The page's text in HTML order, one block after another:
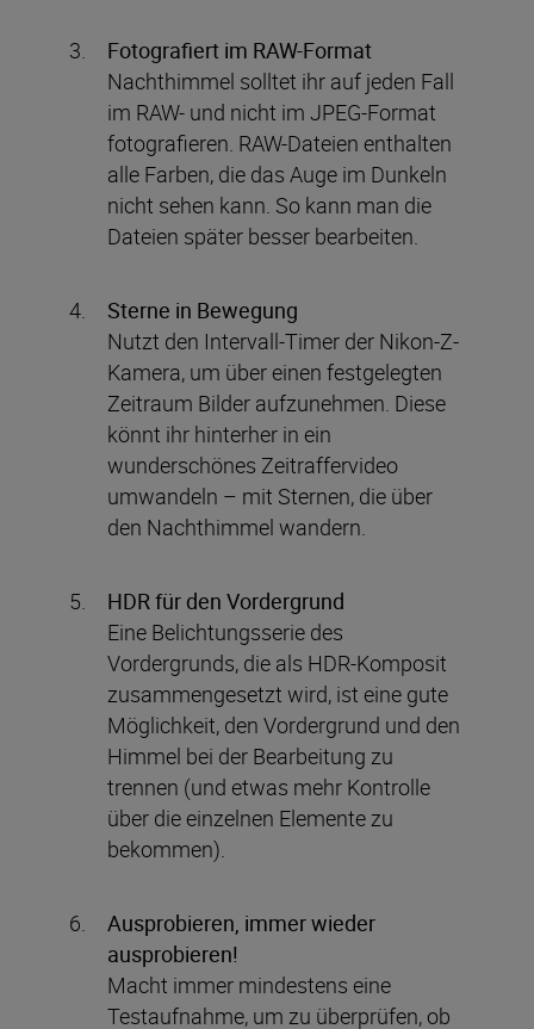
Fotografiert im RAW-Format
Nachthimmel solltet ihr auf jeden Fall
im RAW- und nicht im JPEG-Format
fotografieren. RAW-Dateien enthalten
alle Farben, die das Auge im Dunkeln
nicht sehen kann. So kann man die
Dateien später besser bearbeiten.
Sterne in Bewegung
Nutzt den Intervall-Timer der Nikon-Z-
Kamera, um über einen festgelegten
Zeitraum Bilder aufzunehmen. Diese
könnt ihr hinterher in ein
wunderschönes Zeitraffervideo
umwandeln – mit Sternen, die über
den Nachthimmel wandern.
HDR für den Vordergrund
Eine Belichtungsserie des
Vordergrunds, die als HDR-Komposit
zusammengesetzt wird, ist eine gute
Möglichkeit, den Vordergrund und den
Himmel bei der Bearbeitung zu
trennen (und etwas mehr Kontrolle
über die einzelnen Elemente zu
bekommen).
Ausprobieren, immer wieder
ausprobieren!
Macht immer mindestens eine
Testaufnahme, um zu überprüfen, ob